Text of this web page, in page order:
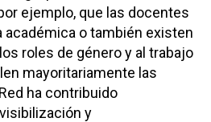
ejemplo, que las docentes
académica o también existen
roles de género y al trabajo
mayoritariamente las
ha contribuido
y